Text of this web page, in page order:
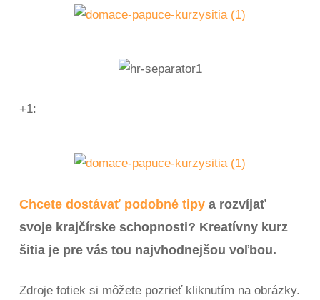
+1:
Chcete dostávať podobné tipy a rozvíjať
svoje krajčírske schopnosti? Kreatívny kurz
šitia je pre vás tou najvhodnejšou voľbou.
Zdroje fotiek si môžete pozrieť kliknutím na obrázky.